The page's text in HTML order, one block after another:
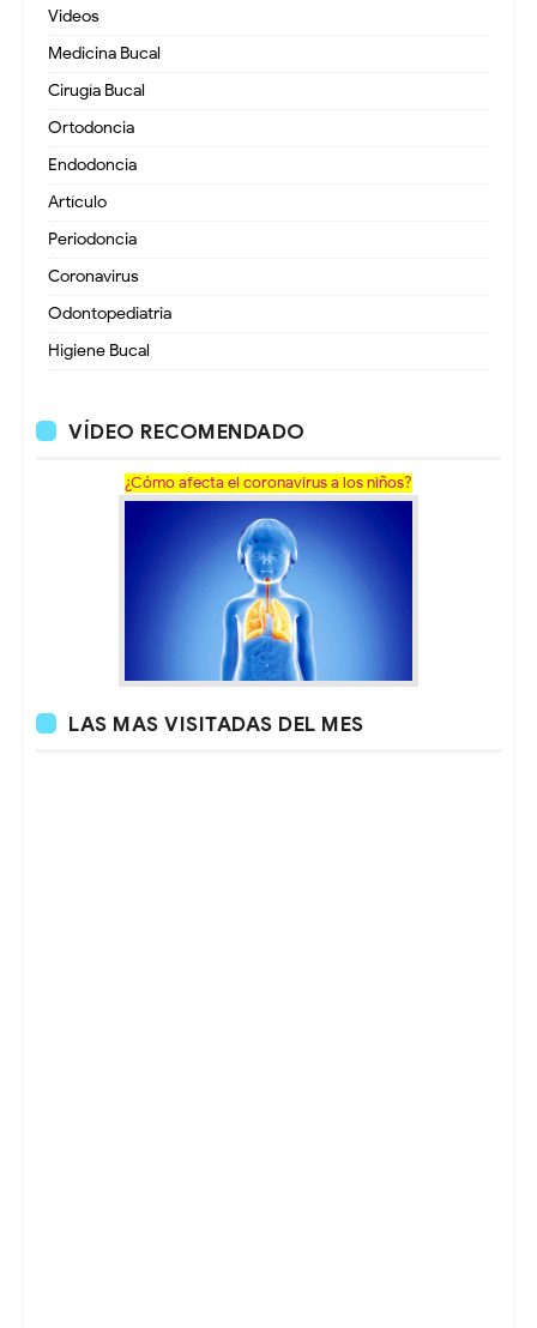
Videos
Medicina Bucal
Cirugía Bucal
Ortodoncia
Endodoncia
Artículo
Periodoncia
Coronavirus
Odontopediatria
Higiene Bucal
VÍDEO RECOMENDADO
¿Cómo afecta el coronavirus a los niños?
LAS MAS VISITADAS DEL MES